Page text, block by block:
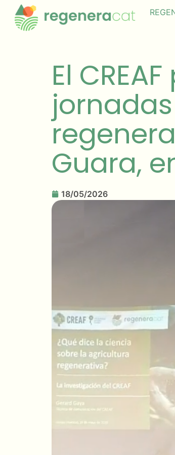
El
Guara,
18/05/2026